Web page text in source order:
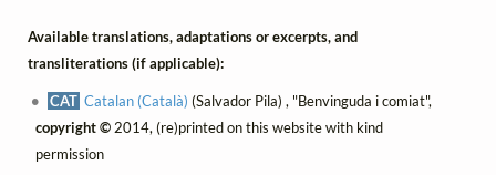
Available translations, adaptations or excerpts, and
transliterations (if applicable):
CAT Catalan (Català) (Salvador Pila) , "Benvinguda i comiat",
copyright ©2014, (re)printed on this website with kind
permission